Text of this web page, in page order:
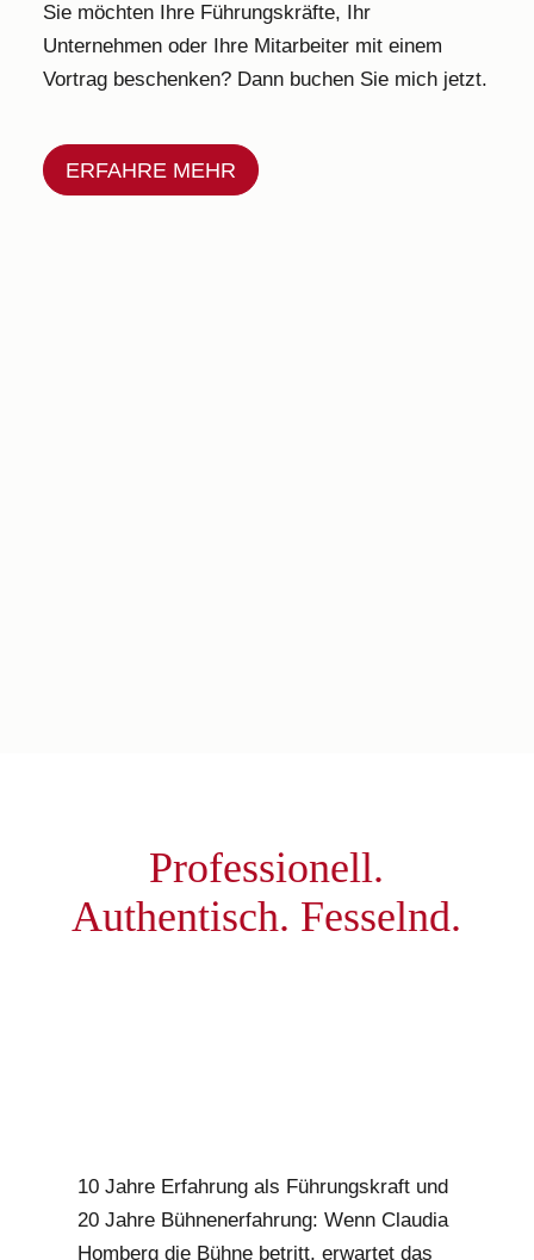
Sie möchten Ihre Führungskräfte, Ihr
Unternehmen oder Ihre Mitarbeiter mit einem
Vortrag beschenken? Dann buchen Sie mich jetzt.
ERFAHRE MEHR
Professionell.
Authentisch. Fesselnd.
10 Jahre Erfahrung als Führungskraft und
20 Jahre Bühnenerfahrung: Wenn Claudia
Homberg die Bühne betritt, erwartet das